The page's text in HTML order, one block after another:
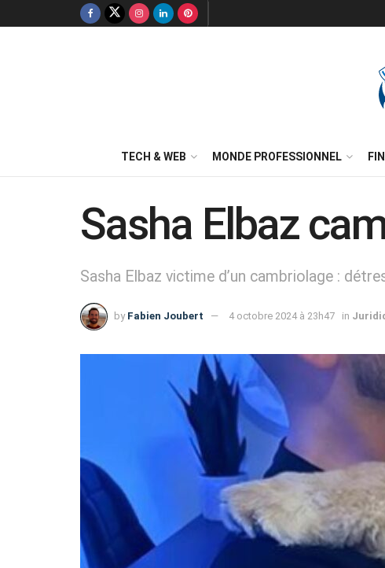
TECH & WEB MONDE PROFESSIONNEL
Sasha Elbaz
Sasha Elbaz victime d’un cambriolage :
by Fabien Joubert 4 octobre 2024 à 23h47 in